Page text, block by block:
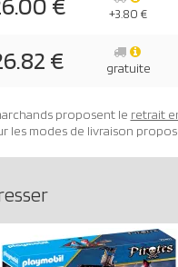
+3.80 €
€ gratuite
proposent le retrait
modes de livraison